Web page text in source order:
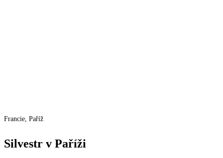
Francie, Paříž
Silvestr v Paříži